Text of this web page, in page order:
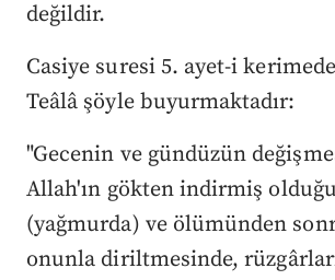
değildir.
Casiye suresi 5. ayet-i
Teâlâ şöyle buyurmaktadır:
"Gecenin ve gündüzün
Allah'ın gökten indirmiş olduğu
(yağmurda) ve ölümünden
onunla diriltmesinde,